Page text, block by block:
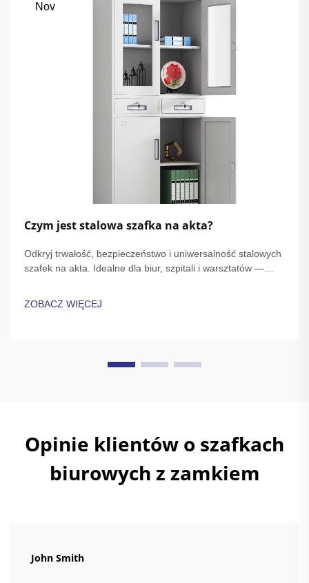
Nov
Czym jest stalowa szafka na akta?
Odkryj trwałość, bezpieczeństwo i uniwersalność stalowych
szafek na akta. Idealne dla biur, szpitali i warsztatów —
ZOBACZ WIĘCEJ
Opinie klientów o szafkach
biurowych z zamkiem
John Smith